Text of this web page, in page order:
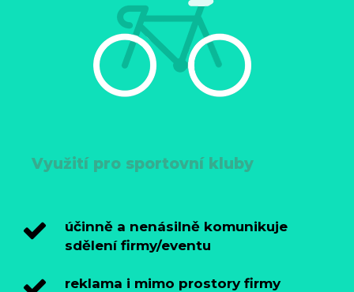
Využití pro sportovní kluby
účinně a nenásilně komunikuje
sdělení firmy/eventu
reklama i mimo prostory firmy